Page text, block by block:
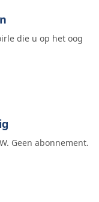
die u op het oog
Geen abonnement.